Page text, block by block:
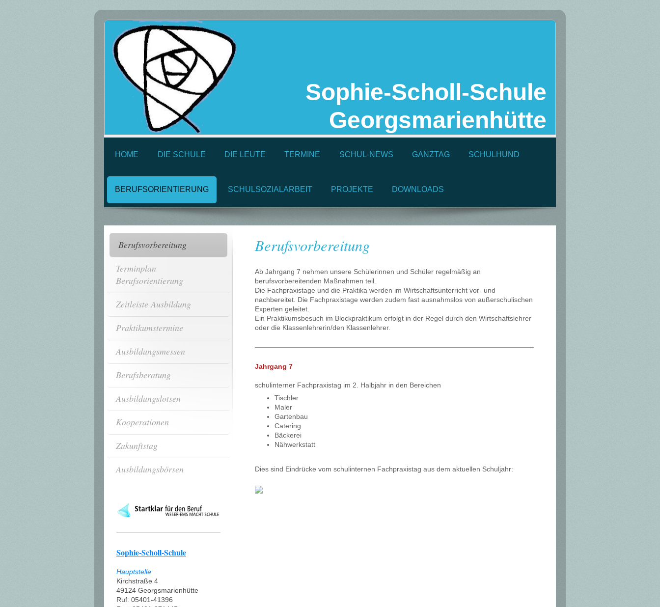
Sophie-Scholl-Schule
Georgsmarienhütte
HOME DIE SCHULE DIE LEUTE TERMINE SCHUL-NEWS GANZTAG SCHULHUND
BERUFSORIENTIERUNG SCHULSOZIALARBEIT PROJEKTE DOWNLOADS
Berufsvorbereitung
Ab Jahrgang 7 nehmen unsere Schülerinnen und Schüler regelmäßig an
berufsvorbereitenden Maßnahmen teil.
Die Fachpraxistage und die Praktika werden im Wirtschaftsunterricht vor- und
nachbereitet. Die Fachpraxistage werden zudem fast ausnahmslos von außerschulischen
Experten geleitet.
Ein Praktikumsbesuch im Blockpraktikum erfolgt in der Regel durch den Wirtschaftslehrer
oder die Klassenlehrerin/den Klassenlehrer.
Jahrgang 7
schulinterner Fachpraxistag im 2. Halbjahr in den Bereichen
Tischler
Maler
Gartenbau
Catering
Bäckerei
Nähwerkstatt
Dies sind Eindrücke vom schulinternen Fachpraxistag aus dem aktuellen Schuljahr:
Berufsvorbereitung
Terminplan
Berufsorientierung
Zeitleiste Ausbildung
Praktikumstermine
Ausbildungsmessen
Berufsberatung
Ausbildungslotsen
Kooperationen
Zukunftstag
Ausbildungsbörsen
Sophie-Scholl-Schule
Hauptstelle
Kirchstraße 4
49124 Georgsmarienhütte
Ruf: 05401-41396